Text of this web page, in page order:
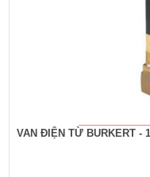
VAN ĐIỆN TỪ BURKERT -